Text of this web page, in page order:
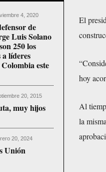
4, 2020
de
Luis Solano
250 los
líderes
este
20, 2015
muy hijos
20, 2024
Unión
El
hoy
Al
la